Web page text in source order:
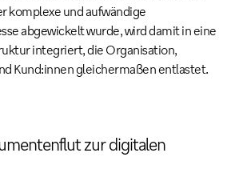
komplexe und aufwändige
abgewickelt wurde, wird damit in eine
integriert, die Organisation,
Kund:innen gleichermaßen entlastet.
zur digitalen